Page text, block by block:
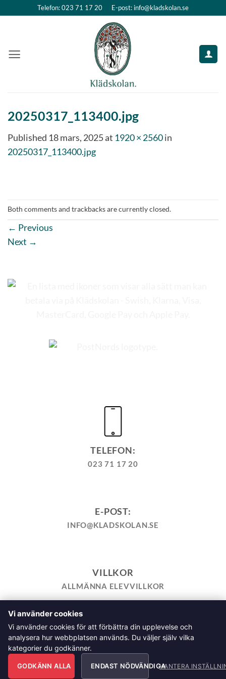
Telefon: 023 71 17 20 E-post: info@kladskolan.se
20250317_113400.jpg
Published 18 mars, 2025at 1920 × 2560in
20250317_113400.jpg
Both comments and trackbacks are currently closed.
← Previous
Next →
TELEFON:
023 71 17 20
E-POST:
INFO@KLADSKOLAN.SE
VILLKOR
ALLMÄNNA ELEVVILLKOR
TILL KASSAN VARUKORG
HEMSIDEPOLICY
COOKIEPOLICY
INTEGRITETSPOLICY
ALLMÄNNA FRÅGOR OM VÅRA KURSER I SÖMNAD OCH
TILLSKÄRNING
Klädskolan Sverige AB, Åsgatan 35, 791 71 Falun Copyright
Vi använder cookies
Vi använder cookies för att förbättra din upplevelse och
analysera hur webbplatsen används. Du väljer själv vilka
kategorier du godkänner.
GODKÄNN ALLA ENDAST NÖDVÄNDIGAHANTERA